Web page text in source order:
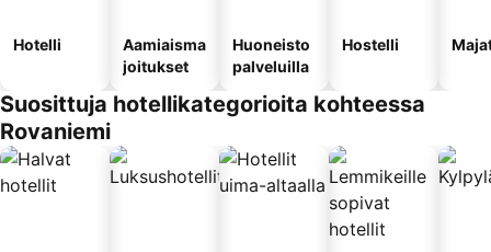
Hotelli
Aamiaisma
joitukset
Huoneisto
palveluilla
Hostelli
Suosittuja hotellikategorioita kohteessa
Rovaniemi